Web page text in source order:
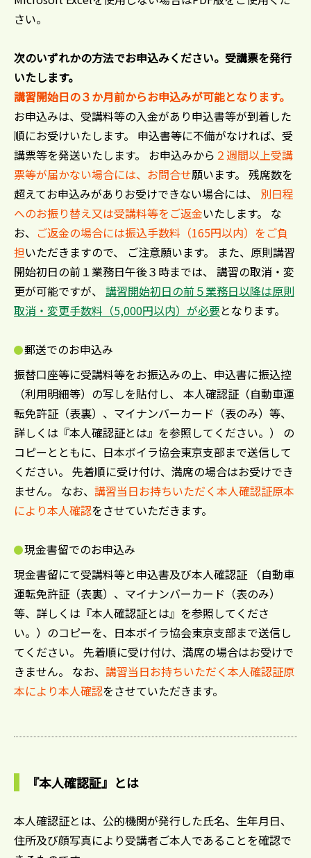
さい。
次のいずれかの方法でお申込みください。受講票を発行
いたします。
講習開始日の３か月前からお申込みが可能となります。
お申込みは、受講料等の入金があり申込書等が到着した
順にお受けいたします。 申込書等に不備がなければ、受
講票等を発送いたします。 お申込みから ２週間以上受講
票等が届かない場合には、お問合せ願います。 残席数を
超えてお申込みがありお受けできない場合には、 別日程
へのお振り替え又は受講料等をご返金いたします。 な
お、 ご返金の場合には振込手数料（165円以内）をご負
担いただきますので、 ご注意願います。 また、原則講習
開始初日の前１業務日午後３時までは、 講習の取消・変
更が可能ですが、 講習開始初日の前５業務日以降は原則
取消・変更手数料（5,000円以内）が必要となります。
郵送でのお申込み
振替口座等に受講料等をお振込みの上、申込書に振込控
（利用明細等）の写しを貼付し、 本人確認証（自動車運
転免許証（表裏）、マイナンバーカード（表のみ）等、
詳しくは『本人確認証とは』を参照してください。） の
コピーとともに、日本ボイラ協会東京支部まで送信して
ください。 先着順に受け付け、満席の場合はお受けでき
ません。 なお、 講習当日お持ちいただく本人確認証原本
により本人確認をさせていただきます。
現金書留でのお申込み
現金書留にて受講料等と申込書及び本人確認証 （自動車
運転免許証（表裏）、マイナンバーカード（表のみ）
等、詳しくは『本人確認証とは』を参照してくださ
い。）のコピーを、日本ボイラ協会東京支部まで送信し
てください。 先着順に受け付け、満席の場合はお受けで
きません。 なお、 講習当日お持ちいただく本人確認証原
本により本人確認をさせていただきます。
『本人確認証』とは
本人確認証とは、公的機関が発行した氏名、生年月日、
住所及び顔写真により受講者ご本人であることを確認で